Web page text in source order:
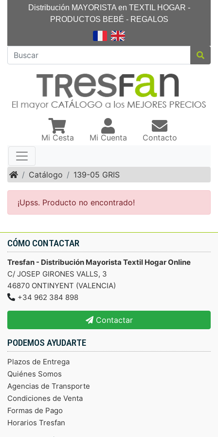
Distribución MAYORISTA en TEXTIL HOGAR -
PRODUCTOS BEBÉ - REGALOS
Mi Cesta Mi Cuenta Contacto
InicioCatálogo 139-05 GRIS
¡Upss. Producto no encontrado!
CÓMO CONTACTAR
Tresfan - Distribución Mayorista Textil Hogar Online
C/ JOSEP GIRONES VALLS, 3
46870 ONTINYENT (VALENCIA)
+34 962 384 898
Contactar
PODEMOS AYUDARTE
Plazos de Entrega
Quiénes Somos
Agencias de Transporte
Condiciones de Venta
Formas de Pago
Horarios Tresfan